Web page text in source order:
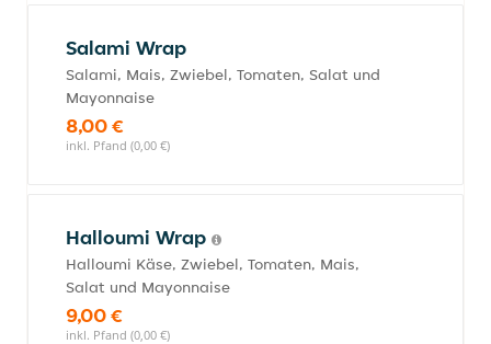
Salami Wrap
Salami, Mais, Zwiebel, Tomaten, Salat und
Mayonnaise
8,00 €
inkl. Pfand (0,00 €)
Halloumi Wrap
Halloumi Käse, Zwiebel, Tomaten, Mais,
Salat und Mayonnaise
9,00 €
inkl. Pfand (0,00 €)